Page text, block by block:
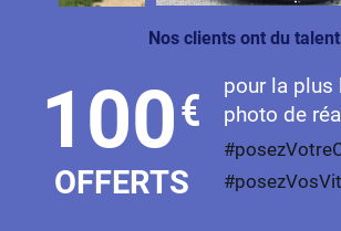
Nos clients ont du
100€
OFFERTS
pour la plus
photo de